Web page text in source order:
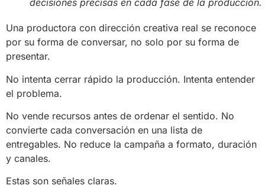
decisiones precisas en cada fase de la producción.
Una productora con dirección creativa real se reconoce
por su forma de conversar, no solo por su forma de
presentar.
No intenta cerrar rápido la producción. Intenta entender
el problema.
No vende recursos antes de ordenar el sentido. No
convierte cada conversación en una lista de
entregables. No reduce la campaña a formato, duración
y canales.
Estas son señales claras.